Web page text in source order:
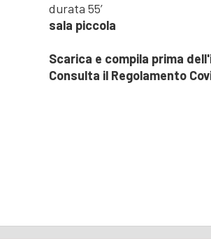
durata 55’
sala piccola
Scarica e compila prima
Consulta il Regolamento